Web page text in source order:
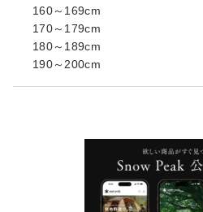
160～169cm
170～179cm
180～189cm
190～200cm